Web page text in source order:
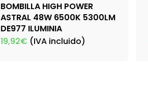
BOMBILLA HIGH POWER
ASTRAL 48W 6500K 5300LM
DE977 ILUMINIA
19,92€ (IVA incluido)